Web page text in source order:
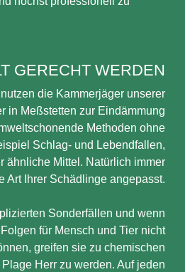
GERECHT WERDEN
die Kammerjäger unserer
in Meßstetten zur Eindämmung
Methoden ohne
Schlag- und Lebendfallen,
ähnliche Mittel. Natürlich immer
Art Ihrer Schädlinge angepasst.
Sonderfällen und wenn
für Mensch und Tier nicht
greifen sie zu chemischen
Herr zu werden. Auf jeden